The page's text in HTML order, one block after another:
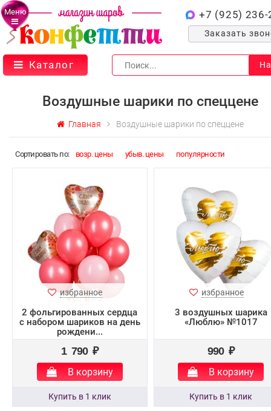
Меню +7 (925) 236-
Заказать
Каталог
Воздушные шарики по спеццене
Главная Воздушные шарики по спеццене
Cортировать по: возр. цены убыв. цены популярности
избранное
2 фольгированных сердца
с набором шариков на день
рождени...
1 790 ₽
В корзину
избранное
3 воздушных шарика
«Люблю» №1017
990 ₽
В корзину